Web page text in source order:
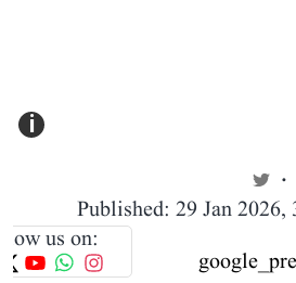
i
Published: 29 Jan 2026,
us on: